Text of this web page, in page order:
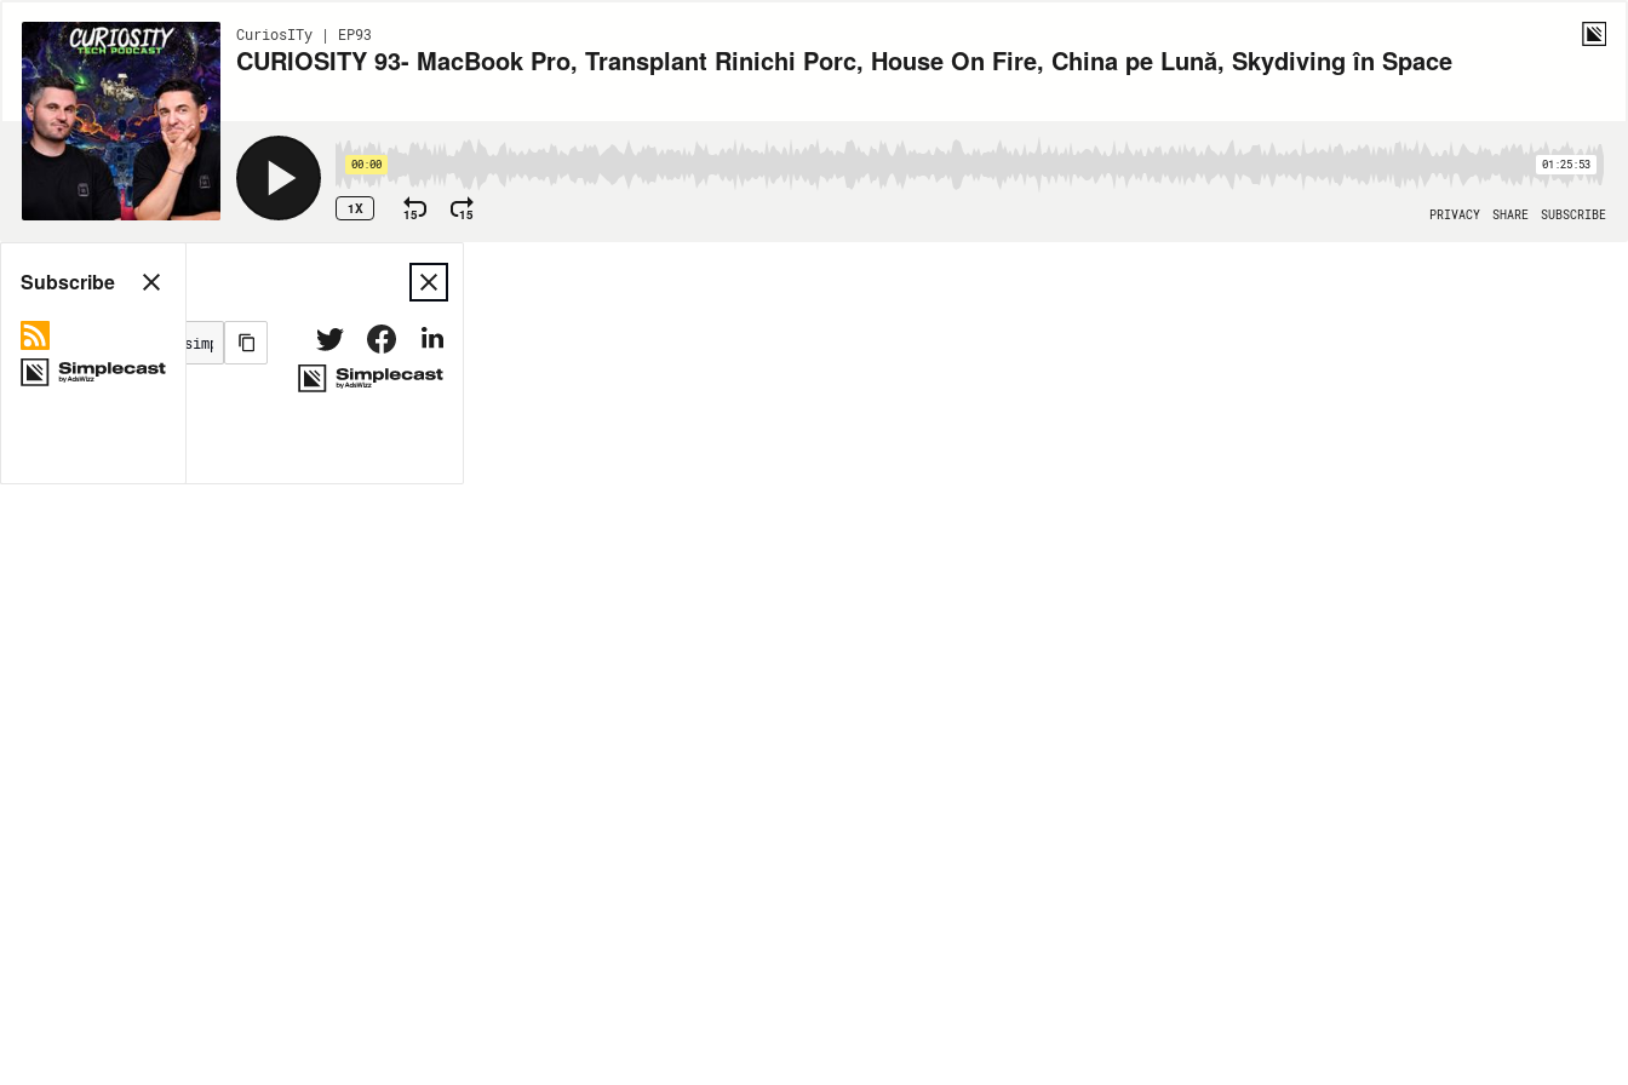
CuriosITy | EP93
CURIOSITY 93- MacBook Pro, Transplant Rinichi Porc, House On Fire, China pe Lună, Skydiving în Space
00:00 01:25:53
1X 15 15 PRIVACY SHARE SUBSCRIBE
Share
MORE OPTIONS
Subscribe